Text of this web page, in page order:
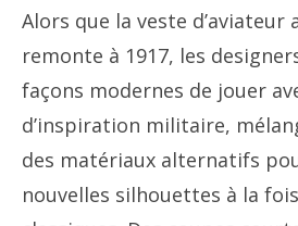
Alors que la veste d’aviateur
remonte à 1917, les
façons modernes de jouer
d’inspiration militaire,
des matériaux alternatifs
nouvelles silhouettes à la